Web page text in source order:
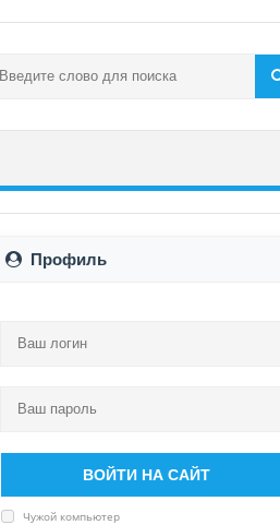
Профиль
ВОЙТИ НА САЙТ
Чужой компьютер